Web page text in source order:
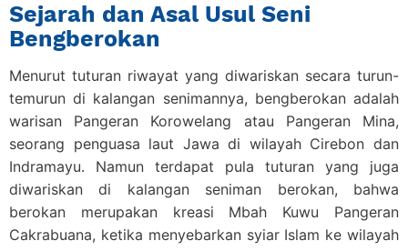
Sejarah dan Asal Usul Seni
Bengberokan
Menurut tuturan riwayat yang diwariskan secara turun-
temurun di kalangan senimannya, bengberokan adalah
warisan Pangeran Korowelang atau Pangeran Mina,
seorang penguasa laut Jawa di wilayah Cirebon dan
Indramayu. Namun terdapat pula tuturan yang juga
diwariskan di kalangan seniman berokan, bahwa
berokan merupakan kreasi Mbah Kuwu Pangeran
Cakrabuana, ketika menyebarkan syiar Islam ke wilayah